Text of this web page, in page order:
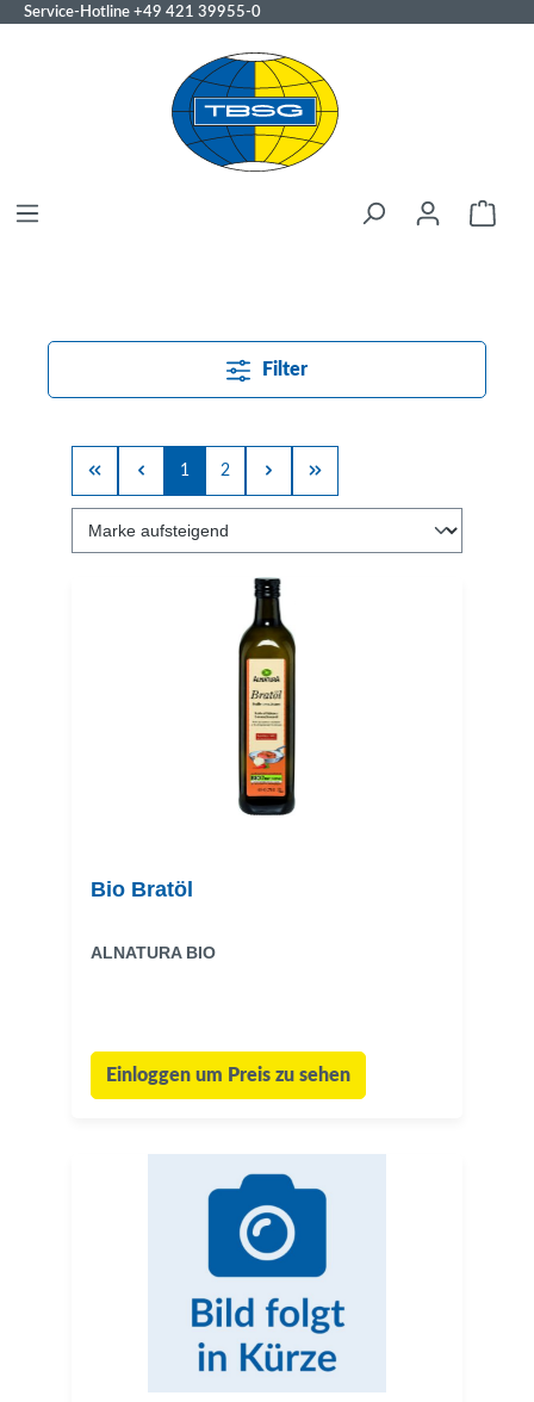
Service-Hotline +49 421 39955-0
Filter
1 2
Bio Bratöl
ALNATURA BIO
Einloggen um Preis zu sehen